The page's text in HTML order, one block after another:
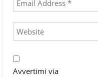
Avvertimi via